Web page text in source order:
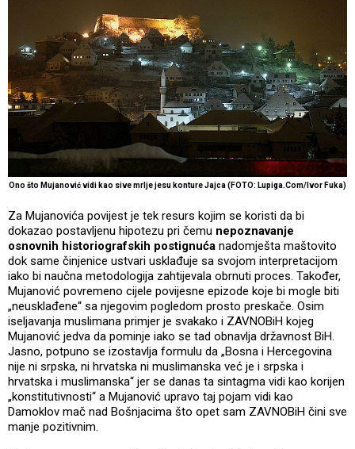
Ono što Mujanović vidi kao sive mrlje jesu konture Jajca (FOTO: Lupiga.Com/Ivor Fuka)
Za Mujanovića povijest je tek resurs kojim se koristi da bi
dokazao postavljenu hipotezu pri čemu nepoznavanje
osnovnih historiografskih postignuća nadomješta maštovito
dok same činjenice ustvari usklađuje sa svojom interpretacijom
iako bi naučna metodologija zahtijevala obrnuti proces. Također,
Mujanović povremeno cijele povijesne epizode koje bi mogle biti
„neusklađene“ sa njegovim pogledom prosto preskače. Osim
iseljavanja muslimana primjer je svakako i ZAVNOBiH kojeg
Mujanović jedva da pominje iako se tad obnavlja državnost BiH.
Jasno, potpuno se izostavlja formulu da „Bosna i Hercegovina
nije ni srpska, ni hrvatska ni muslimanska već je i srpska i
hrvatska i muslimanska“ jer se danas ta sintagma vidi kao korijen
„konstitutivnosti“ a Mujanović upravo taj pojam vidi kao
Damoklov mač nad Bošnjacima što opet sam ZAVNOBiH čini sve
manje pozitivnim.